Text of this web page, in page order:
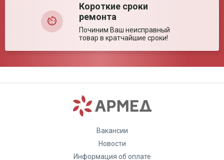
Короткие сроки
ремонта
Починим Ваш неисправный
товар в кратчайшие сроки!
Вакансии
Новости
Информация об оплате